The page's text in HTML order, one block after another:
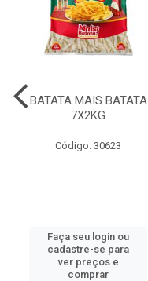
BATATA MAIS BATATA
7X2KG
Código: 30623
Faça seu login ou
cadastre-se para
ver preços e
comprar